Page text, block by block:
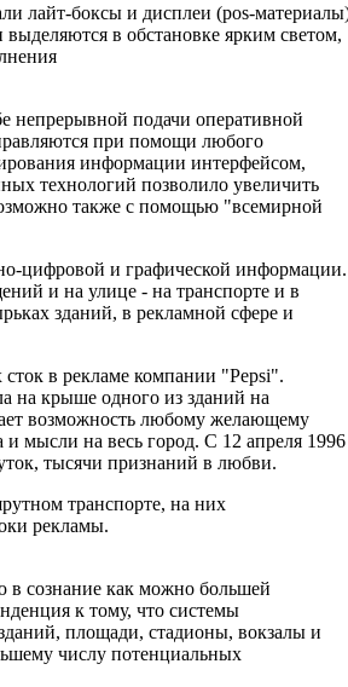
лайт-боксы и дисплеи (pos-
в обстановке ярким светом,
непрерывной подачи оперативной
при помощи любого
информации интерфейсом,
технологий позволило увеличить
также с помощью "всемирной
цифровой и графической информации.
и на улице - на транспорте и в
зданий, в рекламной сфере и
в рекламе компании "Pepsi".
на крыше одного из зданий на
возможность любому желающему
и мысли на весь город. С 12 апреля 1996
тысячи признаний в любви.
транспорте, на них
рекламы.
сознание как можно большей
к тому, что системы
площади, стадионы, вокзалы и
числу потенциальных